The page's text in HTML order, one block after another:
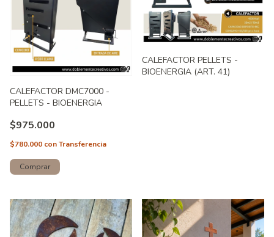
CALEFACTOR DMC7000 -
PELLETS - BIOENERGIA
$975.000
$780.000 conTransferencia
CALEFACTOR PELLETS -
BIOENERGIA (ART. 41)